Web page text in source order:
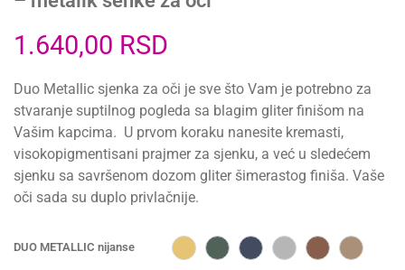
1.640,00 RSD
Duo Metallic sjenka za oči je sve što Vam je potrebno za
stvaranje suptilnog pogleda sa blagim gliter finišom na
Vašim kapcima. U prvom koraku nanesite kremasti,
visokopigmentisani prajmer za sjenku, a već u sledećem
sjenku sa savršenom dozom gliter šimerastog finiša. Vaše
oči sada su duplo privlačnije.
DUO METALLIC nijanse